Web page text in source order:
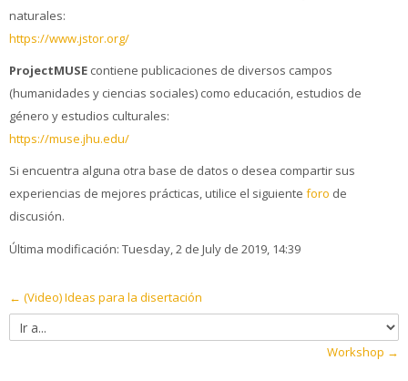
naturales:
https://www.jstor.org/
ProjectMUSE contiene publicaciones de diversos campos
(humanidades y ciencias sociales) como educación, estudios de
género y estudios culturales:
https://muse.jhu.edu/
Si encuentra alguna otra base de datos o desea compartir sus
experiencias de mejores prácticas, utilice el siguiente foro de
discusión.
Última modificación: Tuesday, 2 de July de 2019, 14:39
← (Video) Ideas para la disertación
a...
Workshop →